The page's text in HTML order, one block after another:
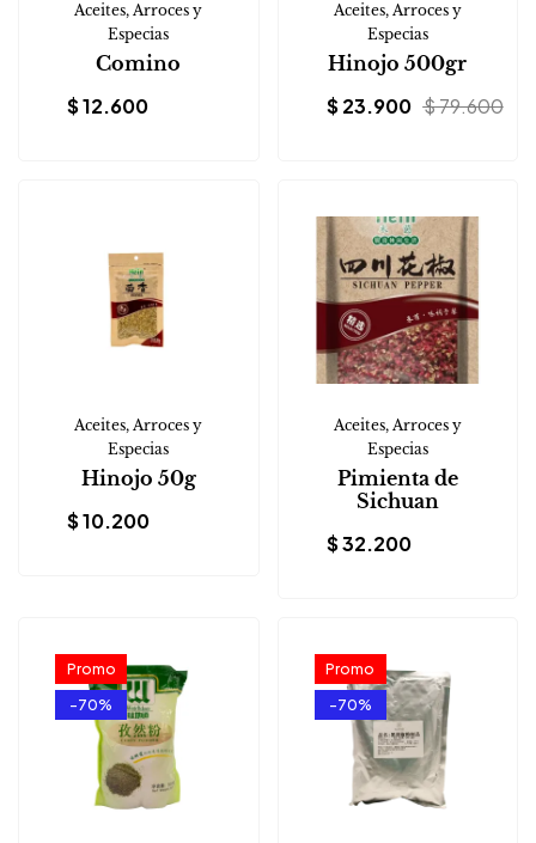
Aceites, Arroces y
Especias
Comino
$12.600
Aceites, Arroces y
Especias
Hinojo 500gr
$79.600
$23.900
Aceites, Arroces y
Especias
Hinojo 50g
$10.200
Aceites, Arroces y
Especias
Pimienta de
Sichuan
$32.200
Promo
-70%
Promo
-70%